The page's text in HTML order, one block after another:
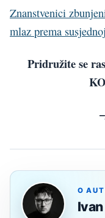
Znanstvenici
mlaz prema
Pridružite se
–
O